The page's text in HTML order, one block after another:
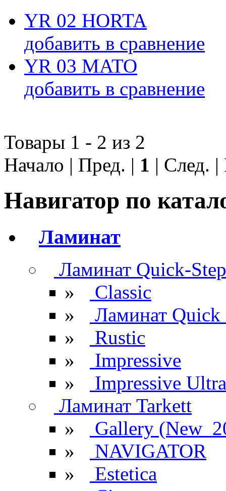
YR 02 HORTA
добавить в сравнение
YR 03 MATO
добавить в сравнение
Товары 1 - 2 из 2
Начало | Пред. | 1 | След.
Навигатор по
Ламинат
Ламинат Quick-Step
»
Classic
»
Ламинат Quick
»
Rustic
»
Impressive
»
Impressive Ultra
Ламинат Tarkett
»
Gallery
»
NAVIGATOR
»
Estetica